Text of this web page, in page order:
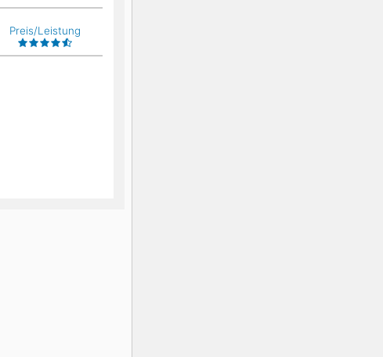
Preis/Leistung